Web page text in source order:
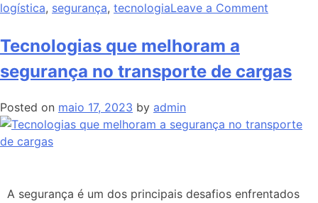
logística, segurança, tecnologiaLeave a Comment
Tecnologias que melhoram a
segurança no transporte de cargas
Posted on maio 17, 2023 by admin
A segurança é um dos principais desafios enfrentados